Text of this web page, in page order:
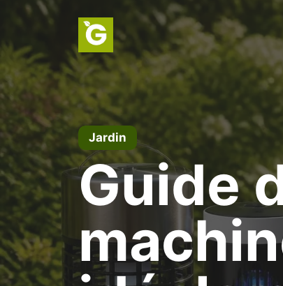
contenu
Jardin
Guide